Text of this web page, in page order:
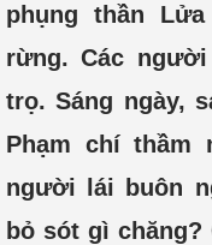
phụng thần
rừng. Các
trọ. Sáng ngày,
Phạm chí thầm
người lái buôn
bỏ sót gì